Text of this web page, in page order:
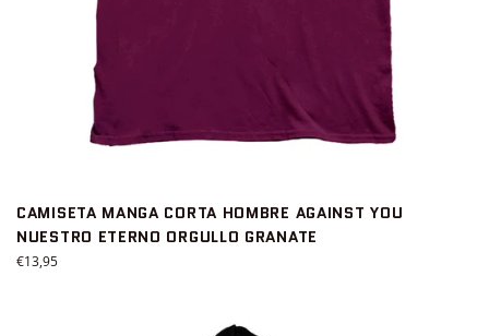
CAMISETA MANGA CORTA HOMBRE AGAINST YOU
NUESTRO ETERNO ORGULLO GRANATE
Precio
€13,95